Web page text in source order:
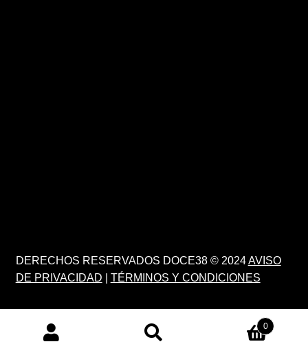
DERECHOS RESERVADOS DOCE38 © 2024AVISO
DE PRIVACIDAD
TÉRMINOS Y CONDICIONES
PRODUCTS
0